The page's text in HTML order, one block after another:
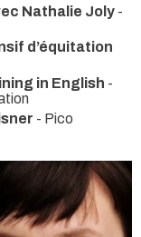
Nathalie Joly -
d’équitation
in English -
- Pico